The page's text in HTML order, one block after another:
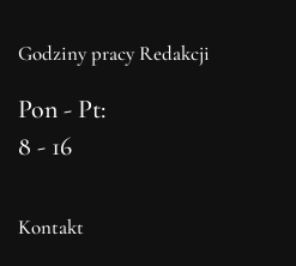
Godziny pracy Redakcji
Pon - Pt:
8 - 16
Kontakt